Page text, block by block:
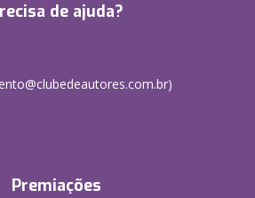
de ajuda?
Premiações